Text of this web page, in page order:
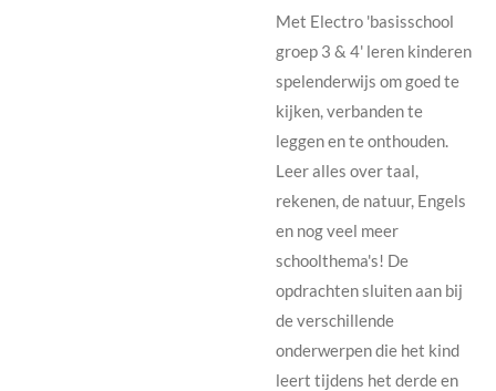
Met Electro 'basisschool
groep 3 & 4' leren kinderen
spelenderwijs om goed te
kijken, verbanden te
leggen en te onthouden.
Leer alles over taal,
rekenen, de natuur, Engels
en nog veel meer
schoolthema's! De
opdrachten sluiten aan bij
de verschillende
onderwerpen die het kind
leert tijdens het derde en